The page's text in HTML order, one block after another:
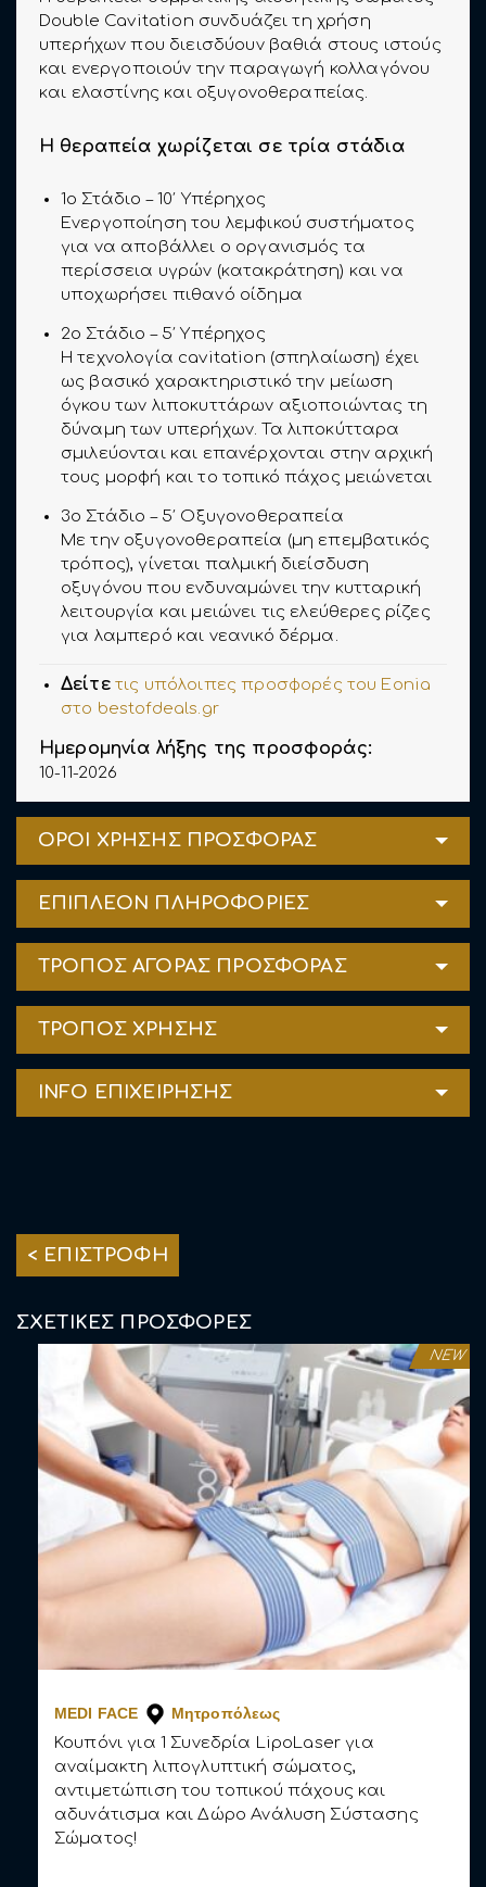
Double Cavitation συνδυάζει τη χρήση
υπερήχων που διεισδύουν βαθιά στους ιστούς
και ενεργοποιούν την παραγωγή κολλαγόνου
και ελαστίνης και οξυγονοθεραπείας.
Η θεραπεία χωρίζεται σε τρία στάδια
1ο Στάδιο – 10′ Υπέρηχος
Ενεργοποίηση του λεμφικού συστήματος
για να αποβάλλει ο οργανισμός τα
περίσσεια υγρών (κατακράτηση) και να
υποχωρήσει πιθανό οίδημα
2ο Στάδιο – 5′ Υπέρηχος
Η τεχνολογία cavitation (σπηλαίωση) έχει
ως βασικό χαρακτηριστικό την μείωση
όγκου των λιποκυττάρων αξιοποιώντας τη
δύναμη των υπερήχων. Τα λιποκύτταρα
σμιλεύονται και επανέρχονται στην αρχική
τους μορφή και το τοπικό πάχος μειώνεται
3ο Στάδιο – 5′ Οξυγονοθεραπεία
Με την οξυγονοθεραπεία (μη επεμβατικός
τρόπος), γίνεται παλμική διείσδυση
οξυγόνου που ενδυναμώνει την κυτταρική
λειτουργία και μειώνει τις ελεύθερες ρίζες
για λαμπερό και νεανικό δέρμα.
Δείτε τις υπόλοιπες προσφορές του Eonia
στο bestofdeals.gr
Ημερομηνία λήξης της προσφοράς:
10-11-2026
ΟΡΟΙ ΧΡΗΣΗΣ ΠΡΟΣΦΟΡΑΣ
ΕΠΙΠΛΕΟΝ ΠΛΗΡΟΦΟΡΙΕΣ
ΤΡΟΠΟΣ ΑΓΟΡΑΣ ΠΡΟΣΦΟΡΑΣ
ΤΡΟΠΟΣ ΧΡΗΣΗΣ
INFO ΕΠΙΧΕΙΡΗΣΗΣ
< ΕΠΙΣΤΡΟΦΗ
ΣΧΕΤΙΚΕΣ ΠΡΟΣΦΟΡΕΣ
NEW
MEDI FACE Mητροπόλεως
Κουπόνι για 1 Συνεδρία LipoLaser για
αναίμακτη λιπογλυπτική σώματος,
αντιμετώπιση του τοπικού πάχους και
αδυνάτισμα και Δώρο Ανάλυση Σύστασης
Σώματος!